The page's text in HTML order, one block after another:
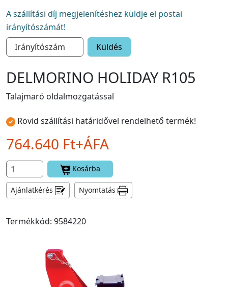
A szállítási díj megjelenítéshez küldje el postai
irányítószámát!
Küldés
DELMORINO HOLIDAY R105
Talajmaró oldalmozgatással
Rövid szállítási határidővel rendelhető termék!
764.640 Ft+ÁFA
Kosárba
Ajánlatkérés Nyomtatás
Termékkód: 9584220